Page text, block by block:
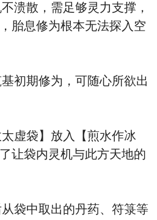
溃散，需足够灵力支撑，
胎息修为根本无法探入空
初期修为，可随心所欲出
虚袋】放入【煎水作冰
让袋内灵机与此方天地的
袋中取出的丹药、符箓等